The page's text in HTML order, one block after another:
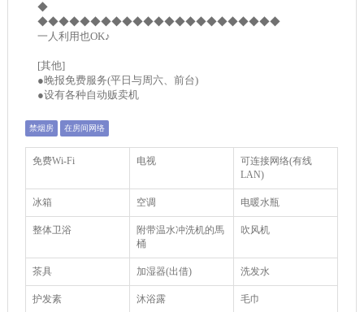
◆
◆◆◆◆◆◆◆◆◆◆◆◆◆◆◆◆◆◆◆◆◆◆◆
一人利用也OK♪
[其他]
●晚报免费服务(平日与周六、前台)
●设有各种自动贩卖机
禁烟房 在房间网络
免费Wi-Fi 电视
可连接网络(有线
LAN)
冰箱 空调 电暖水瓶
整体卫浴
附带温水冲洗机的馬
桶
吹风机
茶具 加湿器(出借) 洗发水
护发素 沐浴露 毛巾